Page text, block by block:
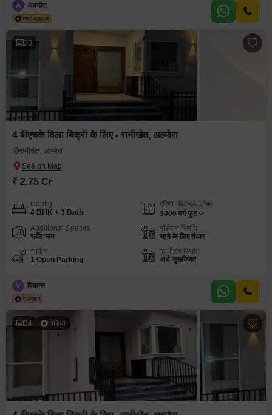
A अवनीत
20
4 बीएचके विला बिक्री के लिए - रानीखेत, अल्मोरा
रानीखेत, अल्मोरा
₹ 2.75 Cr
Config
4 BHK + 3 Bath
एरिया बिल्ट-अप एरिया
3000 वर्ग फुट
Additional Spaces
सर्वेंट रूम
पॉसेशन स्थिति
रहने के लिए तैयार
पार्किंग
1 Open Parking
फर्निशिंग स्थिति
अर्ध-सुसज्जित
V विकास
34 विडियो